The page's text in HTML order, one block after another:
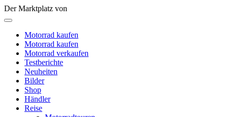
Der Marktplatz von
Motorrad kaufen
Motorrad kaufen
Motorrad verkaufen
Testberichte
Neuheiten
Bilder
Shop
Händler
Reise